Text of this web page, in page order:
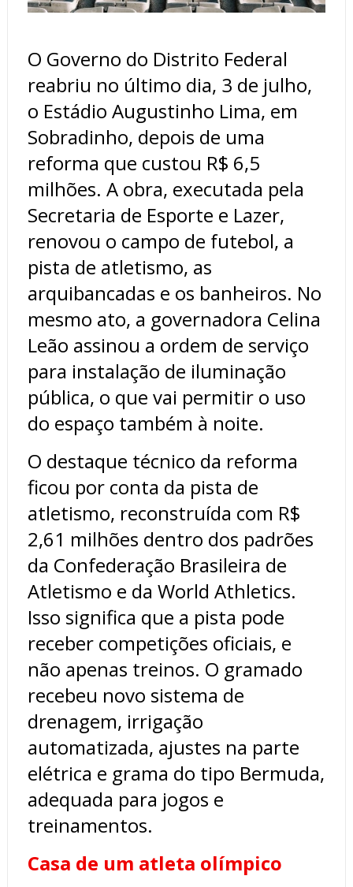
O Governo do Distrito Federal
reabriu no último dia, 3 de julho,
o Estádio Augustinho Lima, em
Sobradinho, depois de uma
reforma que custou R$ 6,5
milhões. A obra, executada pela
Secretaria de Esporte e Lazer,
renovou o campo de futebol, a
pista de atletismo, as
arquibancadas e os banheiros. No
mesmo ato, a governadora Celina
Leão assinou a ordem de serviço
para instalação de iluminação
pública, o que vai permitir o uso
do espaço também à noite.
O destaque técnico da reforma
ficou por conta da pista de
atletismo, reconstruída com R$
2,61 milhões dentro dos padrões
da Confederação Brasileira de
Atletismo e da World Athletics.
Isso significa que a pista pode
receber competições oficiais, e
não apenas treinos. O gramado
recebeu novo sistema de
drenagem, irrigação
automatizada, ajustes na parte
elétrica e grama do tipo Bermuda,
adequada para jogos e
treinamentos.
Casa de um atleta olímpico